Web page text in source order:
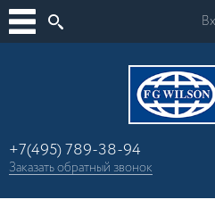
+7(495) 789-38-94
Заказатьобратный звонок